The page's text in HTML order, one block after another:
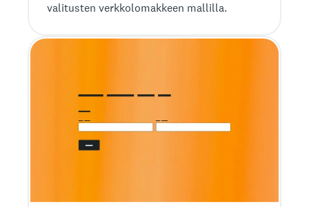
valitusten verkkolomakkeen mallilla.